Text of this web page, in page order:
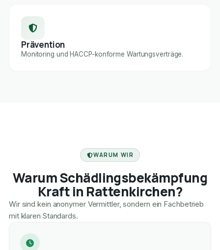
Prävention
Monitoring und HACCP-konforme Wartungsverträge.
WARUM WIR
Warum Schädlingsbekämpfung
Kraft in Rattenkirchen?
Wir sind kein anonymer Vermittler, sondern ein Fachbetrieb
mit klaren Standards.